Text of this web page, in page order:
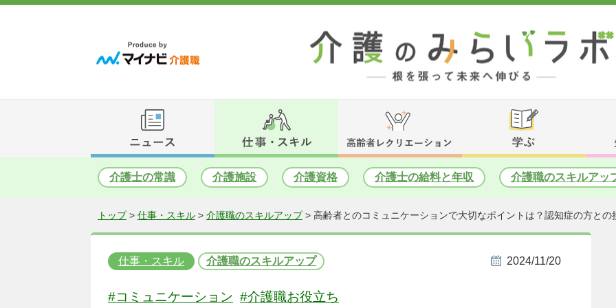
介護士の常識 介護施設 介護資格 介護士の給料と年収 介護職のスキルアッ
トップ> 仕事・スキル > 介護職のスキルアップ> 高齢者とのコミュニケーションで大切なポイントは？認知症の方との
仕事・スキル 介護職のスキルアップ 2024/11/20
#コミュニケーション #介護職お役立ち